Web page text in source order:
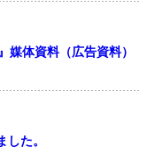
媒体資料（広告資料）
た。